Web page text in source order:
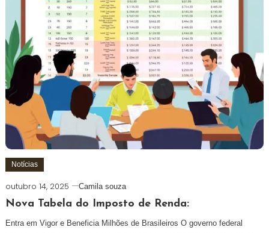
Notícias
outubro 14, 2025 Camila souza
Nova Tabela do Imposto de Renda:
Entra em Vigor e Beneficia Milhões de Brasileiros O governo federal